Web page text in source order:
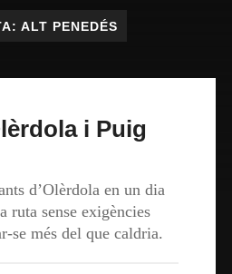
ALT PENEDÉS
i Puig
d’Olèrdola en un dia
ruta sense exigències
se més del que caldria.